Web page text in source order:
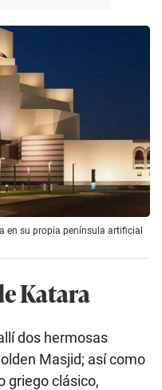
en su propia península artificial
Katara
dos hermosas
Masjid; así como
griego clásico,